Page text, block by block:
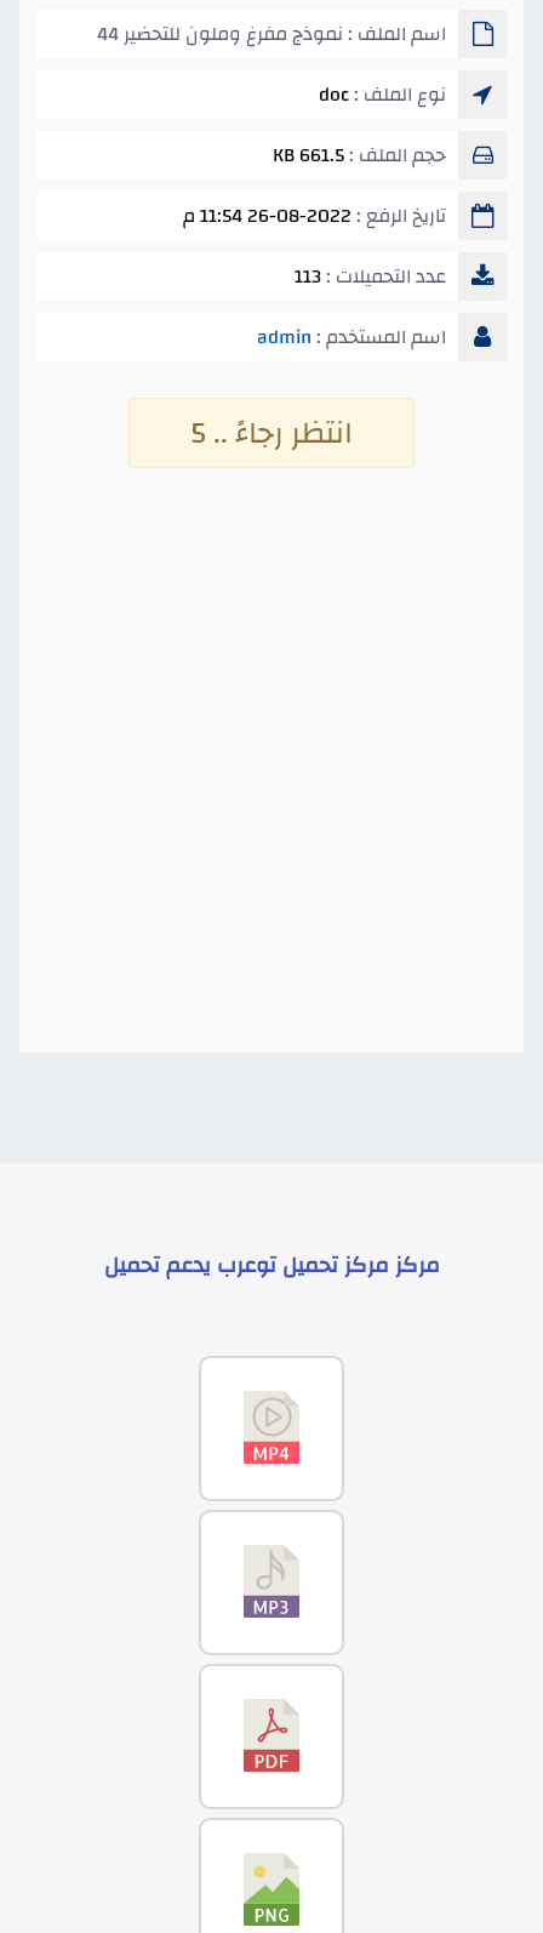
اسم الملف : نموذج مفرغ وملون للتحضير 44
نوع الملف :doc
حجم الملف :661.5 KB
تاريخ الرفع : 26-08-2022 11:54 م
عدد التحميلات :113
اسم المستخدم : admin
انتظر رجاءً .. 5
مركزمركز تحميل توعرب يدعمتحميل